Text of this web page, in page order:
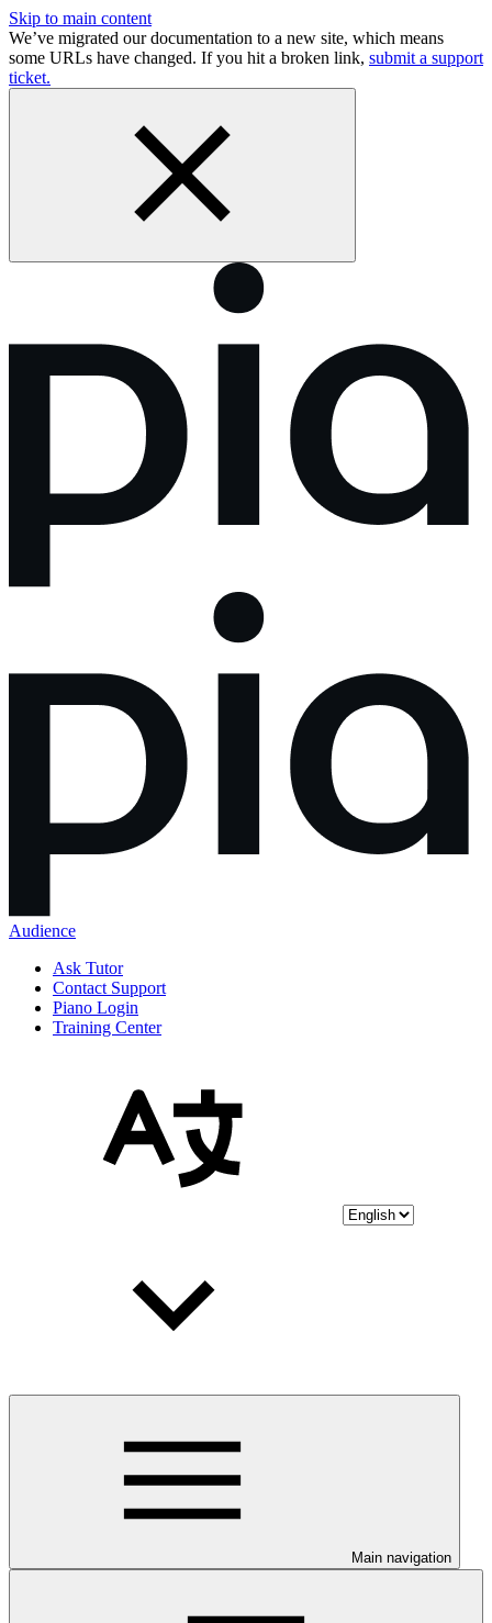
Skip to main content
We’ve migrated our documentation to a new site, which means
some URLs have changed. If you hit a broken link, submit a support
ticket.
Audience
Ask Tutor
Contact Support
Piano Login
Training Center
Main navigation